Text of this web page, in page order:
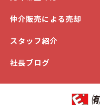
仲介販売による売却
スタッフ紹介
社長ブログ